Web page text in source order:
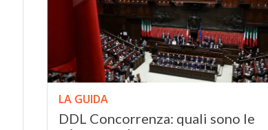
LA GUIDA
DDL Concorrenza: quali sono le